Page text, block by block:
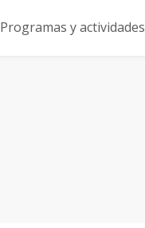
Programas y actividades